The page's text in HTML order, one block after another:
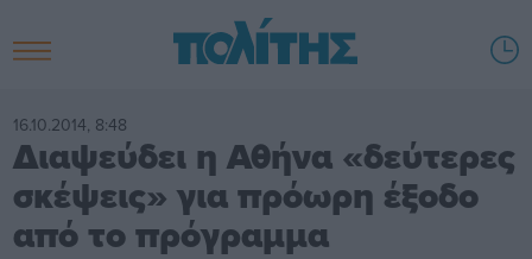
16.10.2014, 8:48
Διαψεύδει η Αθήνα «δεύτερες
σκέψεις» για πρόωρη έξοδο
από το πρόγραμμα